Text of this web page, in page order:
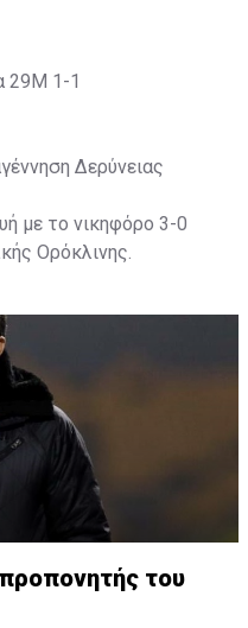
29Μ 1-1
Δερύνειας
με το νικηφόρο 3-0
Ορόκλινης.
του